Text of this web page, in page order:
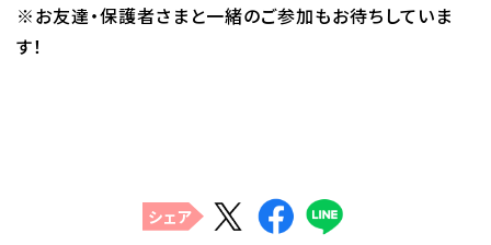
代アニグループサイト 企業情報
※お友達・保護者さまと一緒のご参加もお待ちしていま
す！
シェア